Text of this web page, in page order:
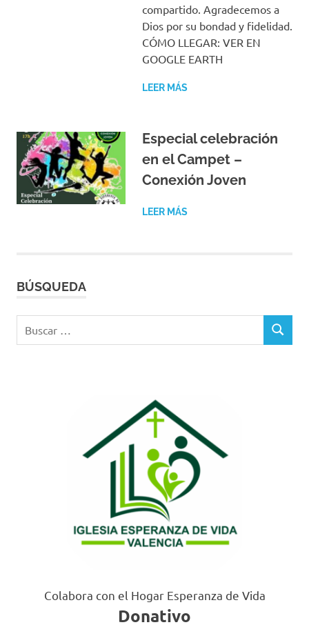
compartido. Agradecemos a
Dios por su bondad y fidelidad.
CÓMO LLEGAR: VER EN
GOOGLE EARTH
LEER MÁS
Especial celebración
en el Campet –
Conexión Joven
LEER MÁS
BÚSQUEDA
BUSCAR
Colabora con el Hogar Esperanza de Vida
Donativo